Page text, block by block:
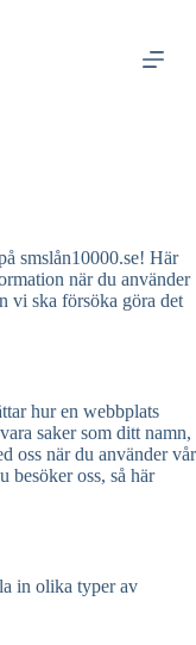
smslån10000.se! Här
när du använder
vi ska försöka göra det
hur en webbplats
saker som ditt namn,
oss när du använder vår
besöker oss, så här
in olika typer av